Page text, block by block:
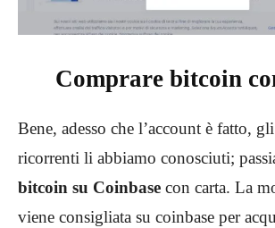
Comprare bitcoin
Bene, adesso che l’account è fatto,
ricorrenti li abbiamo conosciuti;
bitcoin su Coinbase con carta. La
viene consigliata su coinbase per